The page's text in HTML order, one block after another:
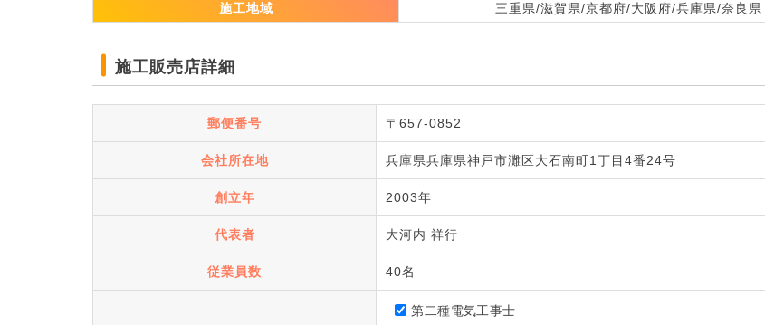
施工地域 三重県/滋賀県/京都府/大阪府/兵庫県/奈良県
施工販売店詳細
郵便番号 〒657-0852
会社所在地 兵庫県兵庫県神戸市灘区大石南町1丁目4番24号
創立年 2003年
代表者 大河内 祥行
従業員数 40名
第二種電気工事士